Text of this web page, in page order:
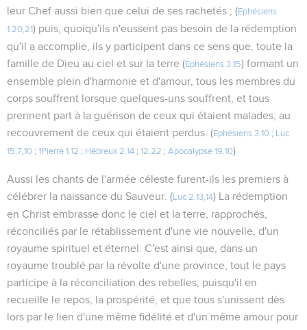
leur Chef aussi bien que celui de ses rachetés ; (Ephésiens
1.20,21) puis, quoiqu'ils n'eussent pas besoin de la rédemption
qu'il a accomplie, ils y participent dans ce sens que, toute la
famille de Dieu au ciel et sur la terre (Ephésiens 3.15) formant un
ensemble plein d'harmonie et d'amour, tous les membres du
corps souffrent lorsque quelques-uns souffrent, et tous
prennent part à la guérison de ceux qui étaient malades, au
recouvrement de ceux qui étaient perdus. (Ephésiens 3.10 ;
Luc
15.7 10 ; 1Pierre 1.12 ; Hébreux 2.14 ; 12.22 ; Apocalypse 19.10)
Aussi les chants de l'armée céleste furent-ils les premiers à
célébrer la naissance du Sauveur. ( Luc 2.13,14) La rédemption
en Christ embrasse donc le ciel et la terre, rapprochés,
réconciliés par le rétablissement d'une vie nouvelle, d'un
royaume spirituel et éternel. C'est ainsi que, dans un
royaume troublé par la révolte d'une province, tout le pays
participe à la réconciliation des rebelles, puisqu'il en
recueille le repos, la prospérité, et que tous s'unissent dès
lors par le lien d'une même fidélité et d'un même amour pour